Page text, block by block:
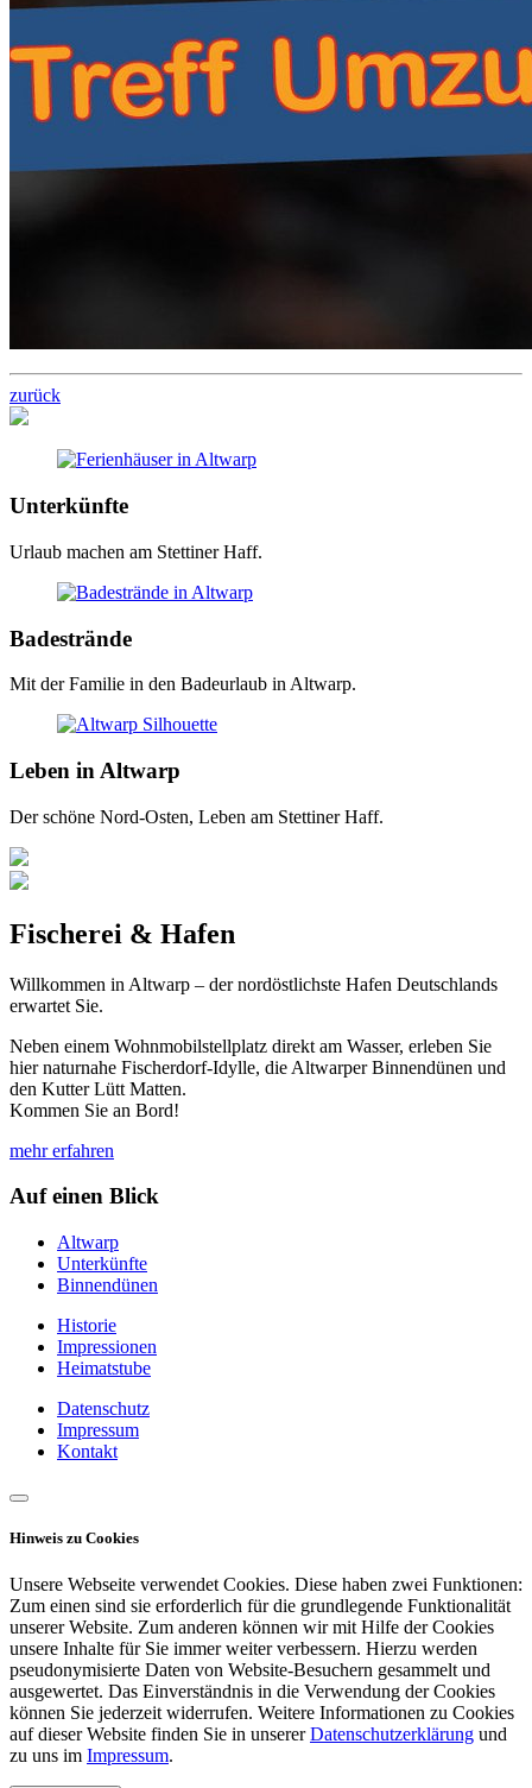
zurück
Unterkünfte
Urlaub machen am Stettiner Haff.
Badestrände
Mit der Familie in den Badeurlaub in Altwarp.
Leben in Altwarp
Der schöne Nord-Osten, Leben am Stettiner Haff.
Fischerei & Hafen
Willkommen in Altwarp – der nordöstlichste Hafen Deutschlands
erwartet Sie.
Neben einem Wohnmobilstellplatz direkt am Wasser, erleben Sie
hier naturnahe Fischerdorf-Idylle, die Altwarper Binnendünen und
den Kutter Lütt Matten.
Kommen Sie an Bord!
mehr erfahren
Auf einen Blick
Altwarp
Unterkünfte
Binnendünen
Historie
Impressionen
Heimatstube
Datenschutz
Impressum
Kontakt
Hinweis zu Cookies
Unsere Webseite verwendet Cookies. Diese haben zwei Funktionen:
Zum einen sind sie erforderlich für die grundlegende Funktionalität
unserer Website. Zum anderen können wir mit Hilfe der Cookies
unsere Inhalte für Sie immer weiter verbessern. Hierzu werden
pseudonymisierte Daten von Website-Besuchern gesammelt und
ausgewertet. Das Einverständnis in die Verwendung der Cookies
können Sie jederzeit widerrufen. Weitere Informationen zu Cookies
auf dieser Website finden Sie in unsererDatenschutzerklärung und
zu uns im Impressum.